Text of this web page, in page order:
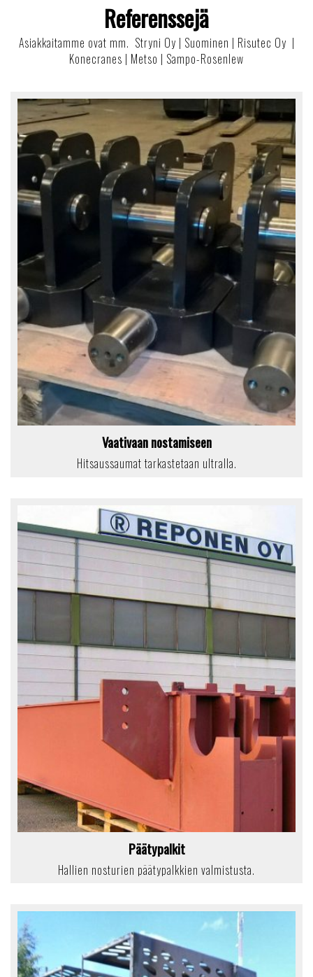
Referenssejä
Asiakkaitamme ovat mm. Stryni Oy | Suominen | Risutec Oy |
Konecranes | Metso | Sampo-Rosenlew
Vaativaan nostamiseen
Hitsaussaumat tarkastetaan ultralla.
Päätypalkit
Hallien nosturien päätypalkkien valmistusta.